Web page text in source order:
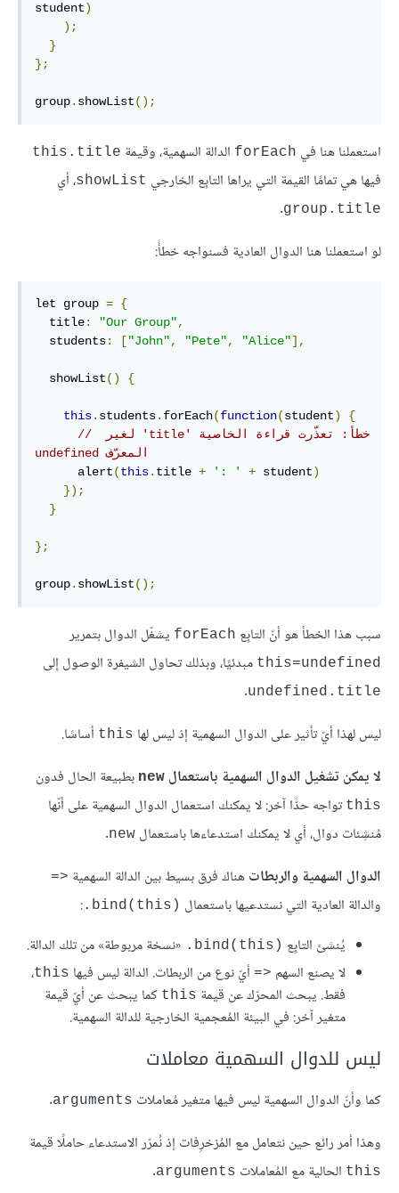
student)
);
}
};
group. showList();
استعملنا هنا في ‎forEach‎ الدالة السهمية، وقيمة ‎this.title‎
فيها هي تمامًا القيمة التي يراها التابِع الخارجي ‎showList‎، أي
‎group.title‎
.
لو استعملنا هنا الدوال العادية فسنواجه خطأً:
let group = {
  title
: "Our Group",
  students
: ["John", "Pete", "Alice"],
  showList
() {
this. students. forEach(function(student)
{
// ‫خطأ: تعذّرت قراءة الخاصية 'title' لغير
المعرّف undefined
      alert
(this. title + ': ' + student)
});
}
};
group. showList();
سبب هذا الخطأ هو أنّ التابِع ‎forEach‎ يشغّل الدوال بتمرير
‎this=undefined‎ مبدئيًا، وبذلك تحاول الشيفرة الوصول إلى
‎undefined.title‎
.
ليس لهذا أيّ تأثير على الدوال السهمية إذ ليس لها ‎this‎ أساسًا.
لا يمكن تشغيل الدوال السهمية باستعمال ‎new‎ بطبيعة الحال فدون
‎this‎ تواجه حدًّا آخر: لا يمكنك استعمال الدوال السهمية على أنّها
مُنشِئات دوال، أي لا يمكنك استدعاءها باستعمال ‎new‎
.
الدوال السهمية والربطاتهناك فرق بسيط بين الدالة السهمية ‎=>‎
والدالة العادية التي نستدعيها باستعمال ‎.bind(this)‎
:
يُنشئ التابِع ‎.bind(this)‎ «نسخة مربوطة» من تلك الدالة.
لا يصنع السهم ‎=>‎ أيّ نوع من الربطات. الدالة ليس فيها ‎this‎،
فقط. يبحث المحرّك عن قيمة ‎this‎ كما يبحث عن أيّ قيمة
متغير آخر: في البيئة المُعجمية الخارجية للدالة السهمية.
ليس للدوال السهمية معاملات
كما وأنّ الدوال السهمية ليس فيها متغير مُعاملات ‎arguments‎
.
وهذا أمر رائع حين نتعامل مع المُزخرِفات إذ نُمرّر الاستدعاء حاملًا قيمة
‎this‎ الحالية مع المُعاملات ‎arguments‎
.